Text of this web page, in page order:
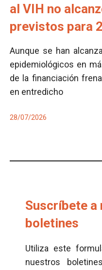
al VIH no
previstos para
Aunque se han
epidemiológicos en
de la financiación
en entredicho
28/07/2026
Suscríbete a
boletines
Utiliza este
nuestros